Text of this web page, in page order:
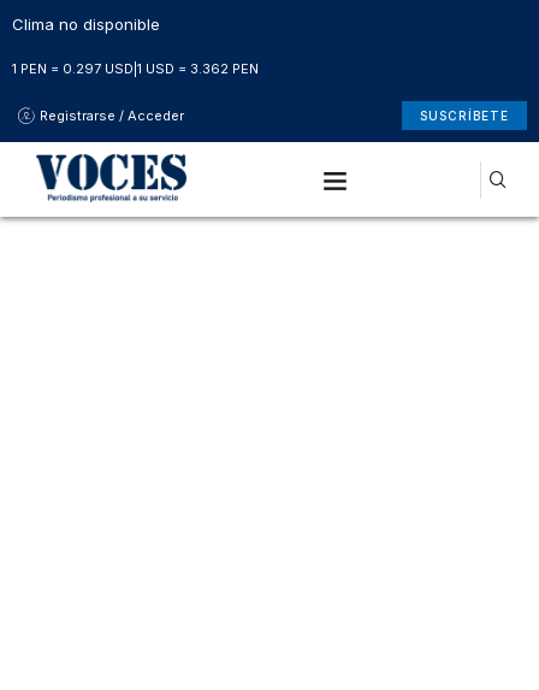
Clima no disponible
1 PEN = 0.297 USD 1 USD = 3.362 PEN
Registrarse / Acceder SUSCRÍBETE